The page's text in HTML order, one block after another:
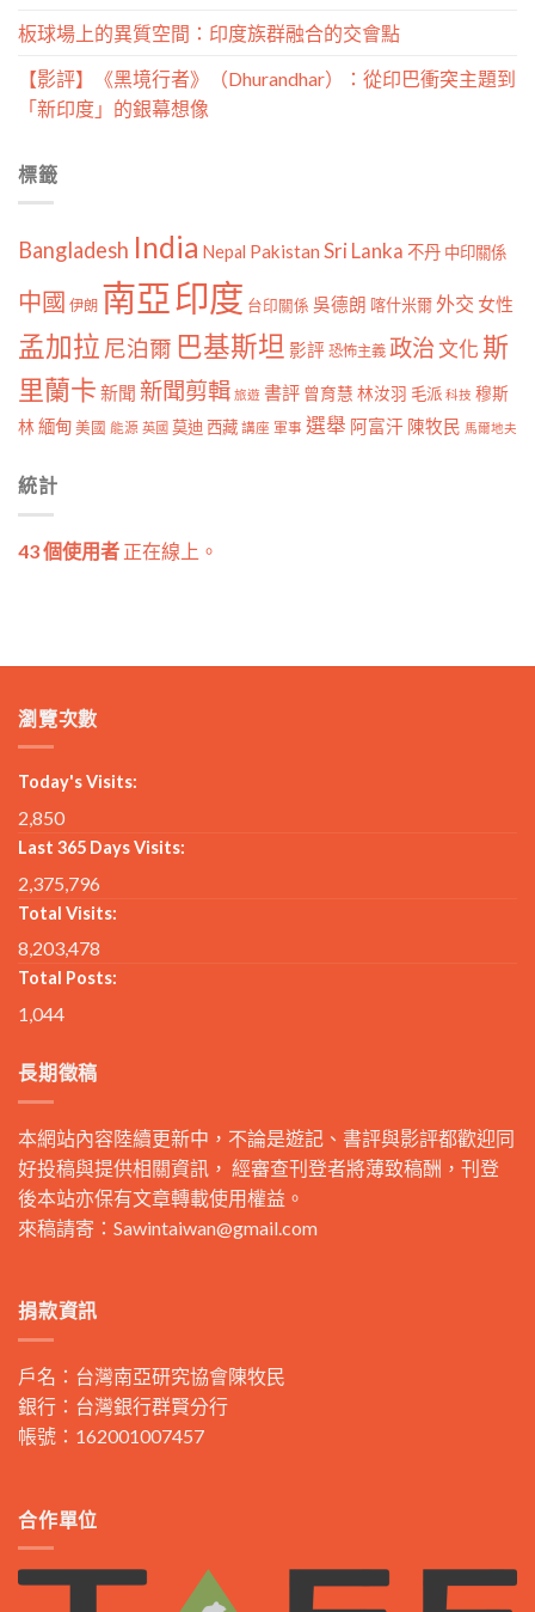
板球場上的異質空間：印度族群融合的交會點
【影評】《黑境行者》（Dhurandhar）：從印巴衝突主題到
「新印度」的銀幕想像
標籤
Bangladesh India Nepal Pakistan Sri Lanka 不丹 中印關係
中國 伊朗 南亞印度 台印關係 吳德朗 喀什米爾外交 女性
孟加拉 尼泊爾 巴基斯坦 影評 恐怖主義 政治文化斯
里蘭卡 新聞 新聞剪輯 旅遊 書評 曾育慧 林汝羽 毛派 科技 穆斯
林 緬甸 美國 能源 英國 莫迪 西藏 講座 軍事 選舉 阿富汗 陳牧民 馬爾地夫
統計
43 個使用者 正在線上。
瀏覽次數
Today's Visits:
2,850
Last 365 Days Visits:
2,375,796
Total Visits:
8,203,478
Total Posts:
1,044
長期徵稿
本網站內容陸續更新中，不論是遊記、書評與影評都歡迎同
好投稿與提供相關資訊， 經審查刊登者將薄致稿酬，刊登
後本站亦保有文章轉載使用權益。
來稿請寄： Sawintaiwan@gmail.com
捐款資訊
戶名：台灣南亞研究協會陳牧民
銀行：台灣銀行群賢分行
帳號：162001007457
合作單位